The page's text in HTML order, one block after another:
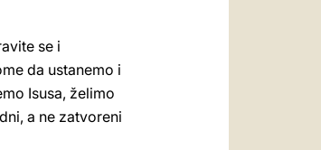
se i
da ustanemo i
Isusa, želimo
a ne zatvoreni